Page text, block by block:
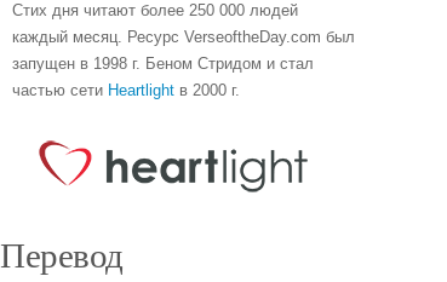
Стих дня читают более 250 000 людей
каждый месяц. Ресурс VerseoftheDay.com был
запущен в 1998 г. Беном Стридом и стал
частью сети Heartlight в 2000 г.
Перевод